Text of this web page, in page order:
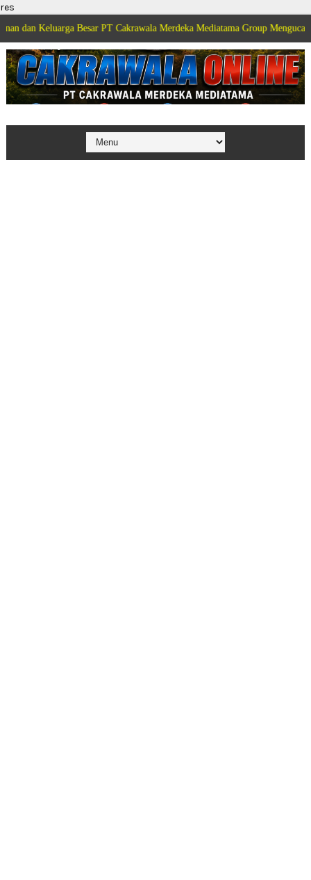
res
Besar PT Cakrawala Merdeka Mediatama Group Mengucapkan